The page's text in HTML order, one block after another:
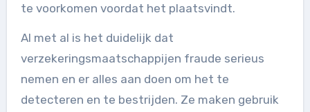
te voorkomen voordat het plaatsvindt.
Al met al is het duidelijk dat
verzekeringsmaatschappijen fraude serieus
nemen en er alles aan doen om het te
detecteren en te bestrijden. Ze maken gebruik